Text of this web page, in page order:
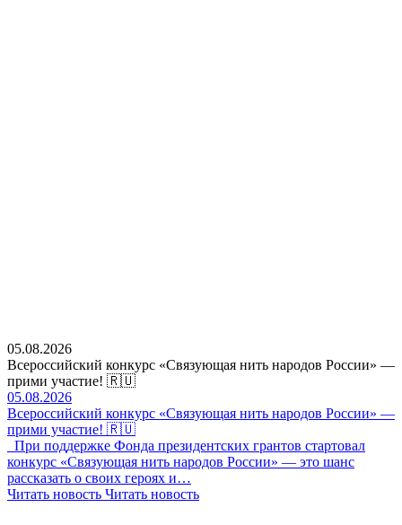
05.08.2026
Всероссийский конкурс «Связующая нить народов России» —
прими участие! 🇷🇺
05.08.2026
Всероссийский конкурс «Связующая нить народов России» —
прими участие! 🇷🇺
При поддержке Фонда президентских грантов стартовал
конкурс «Связующая нить народов России» — это шанс
рассказать о своих героях и…
Читать новость Читать новость